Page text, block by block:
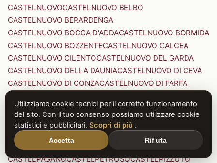
CASTELNUOVOCASTELNUOVO BELBO
CASTELNUOVO BERARDENGA
CASTELNUOVO BOCCA D'ADDACASTELNUOVO BORMIDA
CASTELNUOVO BOZZENTECASTELNUOVO CALCEA
CASTELNUOVO CILENTOCASTELNUOVO DEL GARDA
CASTELNUOVO DELLA DAUNIACASTELNUOVO DI CEVA
CASTELNUOVO DI CONZACASTELNUOVO DI FARFA
CASTELNUOVO DI PORTO CASTELNUOVO DON BOSCO
CASTELNUOVO MAGRACASTELNUOVO NIGRA
CASTELNUOVO PARANOCASTELNUOVO RANGONE
CASTELNUOVO SCRIVIA
CASTELNUOVO VAL DI CECINA
CASTELPAGANOCASTELPETROSOCASTELPIZZUTO
Utilizziamo cookie tecnici per il corretto funzionamento
del sito. Con il tuo consenso possiamo utilizzare cookie
statistici e pubblicitari. Scopri di più .
Accetta Rifiuta